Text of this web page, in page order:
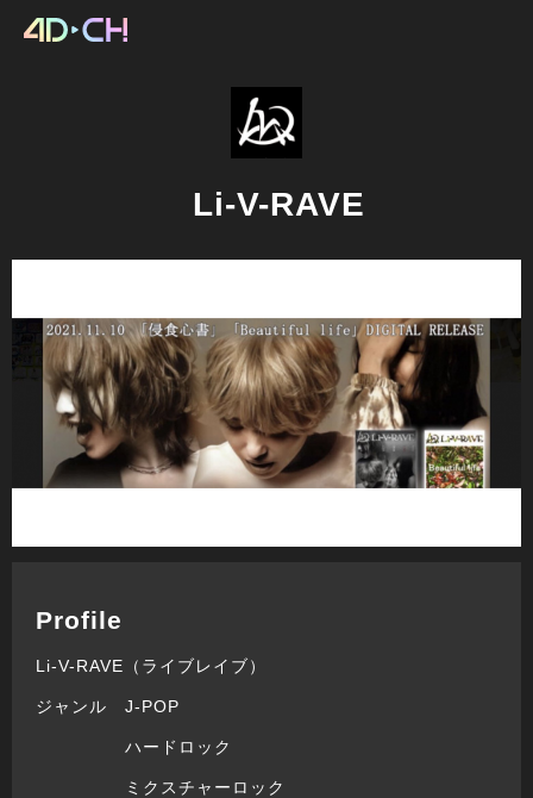
Li-V-RAVE
Profile
Li-V-RAVE（ライブレイブ）
ジャンル J-POP
ハードロック
ミクスチャーロック